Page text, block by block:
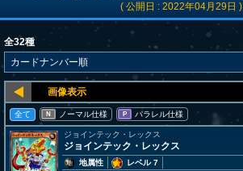
( 公開日 : 2022年04月29日 )
全32種
全て N ノーマル仕様 P パラレル仕様
ジョインテック・レックス
ジョインテック・レックス
地属性
レベル 7